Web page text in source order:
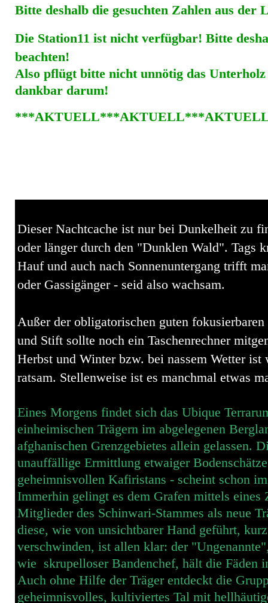
Bitte deshalb die gesuchten Zahlen aus der
Die Station11 ist nicht verfügbar! Bitte
beachten!
Also pflügt bitte nicht unnötig das
dankbar darum!
DieserNachtcache ist nur bei Dunkelheit zu
oder länger durch den "Dunklen Wald". Tags
Hauf und auch nach Sonnenuntergang trifft
oder Gassigänger - seid also wachsam.
Außer der obligatorischen guten
und Stift sollte noch ein Taschenrechner
Herbst und Winter bzw. bei nassem Wetter
ratsam. Stellenweise ist es manchmal etwas
Eines Morgens findet sich das Ubique
einheimischen Trägern im abgelegenen
afghanischen Grenzgebietes allein gelassen.
unauffällige Ermittlung etwaiger
geheimnisvollen Kafiristans - scheint schon
Immerhin gelingt es dem Grafen mittels eines
Mitglieder des Schinwari-Stammes als neue
diese, wie von unsichtbarer Hand geführt,
verschwinden, ist allen klar: der
wie skrupelloser Bandenchef, hält die Fäden
Auch ohne Hilfe der Träger entdeckt die
geheimnisvolles, kultiviertes Tal mit